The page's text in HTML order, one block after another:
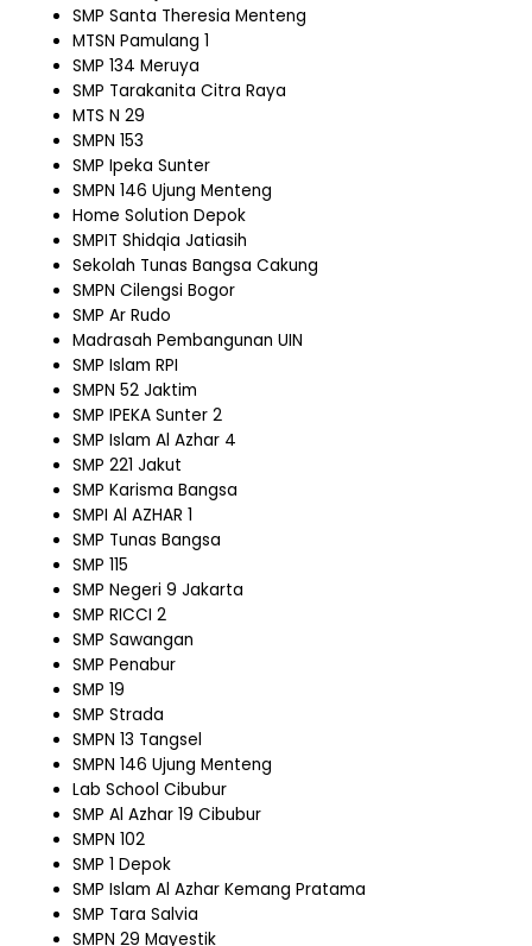
SMP Santa Theresia Menteng
MTSN Pamulang 1
SMP 134 Meruya
SMP Tarakanita Citra Raya
MTS N 29
SMPN 153
SMP Ipeka Sunter
SMPN 146 Ujung Menteng
Home Solution Depok
SMPIT Shidqia Jatiasih
Sekolah Tunas Bangsa Cakung
SMPN Cilengsi Bogor
SMP Ar Rudo
Madrasah Pembangunan UIN
SMP Islam RPI
SMPN 52 Jaktim
SMP IPEKA Sunter 2
SMP Islam Al Azhar 4
SMP 221 Jakut
SMP Karisma Bangsa
SMPI Al AZHAR 1
SMP Tunas Bangsa
SMP 115
SMP Negeri 9 Jakarta
SMP RICCI 2
SMP Sawangan
SMP Penabur
SMP 19
SMP Strada
SMPN 13 Tangsel
SMPN 146 Ujung Menteng
Lab School Cibubur
SMP Al Azhar 19 Cibubur
SMPN 102
SMP 1 Depok
SMP Islam Al Azhar Kemang Pratama
SMP Tara Salvia
SMPN 29 Mayestik